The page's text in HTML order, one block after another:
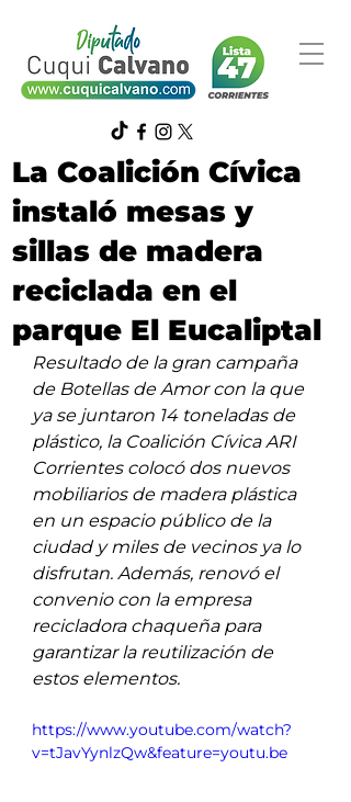
La Coalición Cívica
instaló mesas y
sillas de madera
reciclada en el
parque El Eucaliptal
Resultado de la gran campaña
de Botellas de Amor con la que
ya se juntaron 14 toneladas de
plástico, la Coalición Cívica ARI
Corrientes colocó dos nuevos
mobiliarios de madera plástica
en un espacio público de la
ciudad y miles de vecinos ya lo
disfrutan. Además, renovó el
convenio con la empresa
recicladora chaqueña para
garantizar la reutilización de
estos elementos.
https://www.youtube.com/watch?
v=tJavYynlzQw&feature=youtu.be